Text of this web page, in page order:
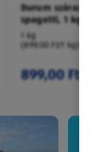
Durum
spagetti, 1 kg
1 kg
(899,00 Ft/1 kg)
899,00 Ft